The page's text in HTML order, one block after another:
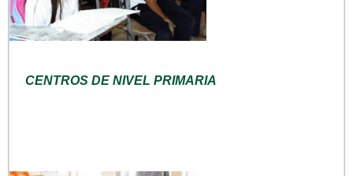
CENTROS DE NIVEL PRIMARIA